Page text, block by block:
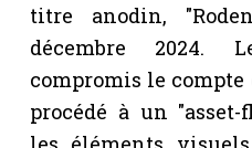
titre anodin,
décembre 2024.
compromis le
procédé à un